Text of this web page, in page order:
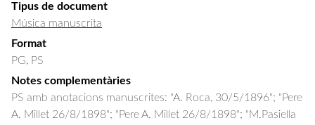
Tipus de document
Música manuscrita
Format
PG, PS
Notes complementàries
PS amb anotacions manuscrites: "A. Roca, 30/5/1896"; "Pere
A. Millet 26/8/1898"; "Pere A. Millet 26/8/1898"; "M.Pasiella